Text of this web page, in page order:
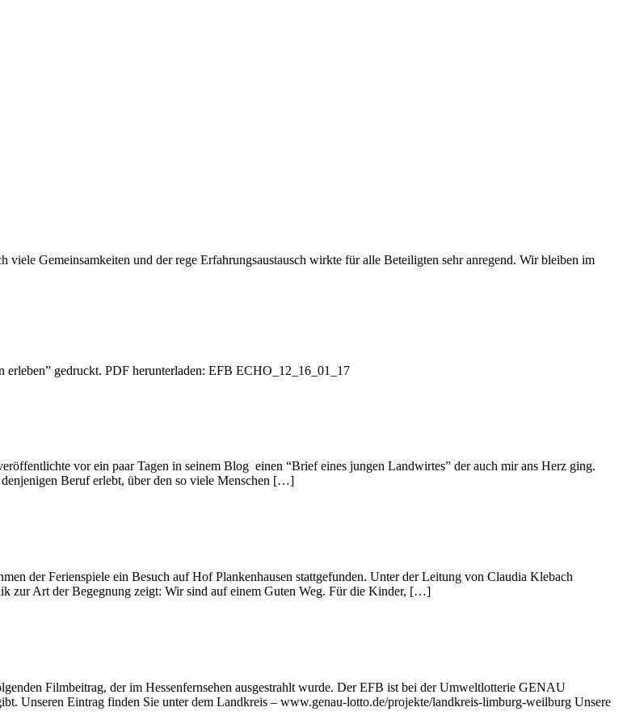
Gemeinsamkeiten und der rege Erfahrungsaustausch wirkte für alle Beteiligten sehr anregend. Wir bleiben im
gedruckt. PDF herunterladen: EFB ECHO_12_16_01_17
vor ein paar Tagen in seinem Blog einen “Brief eines jungen Landwirtes” der auch mir ans Herz ging.
Beruf erlebt, über den so viele Menschen […]
der Ferienspiele ein Besuch auf Hof Plankenhausen stattgefunden. Unter der Leitung von Claudia Klebach
zur Art der Begegnung zeigt: Wir sind auf einem Guten Weg. Für die Kinder, […]
Filmbeitrag, der im Hessenfernsehen ausgestrahlt wurde. Der EFB ist bei der Umweltlotterie GENAU
Unseren Eintrag finden Sie unter dem Landkreis – www.genau-lotto.de/projekte/landkreis-limburg-weilburg Unsere